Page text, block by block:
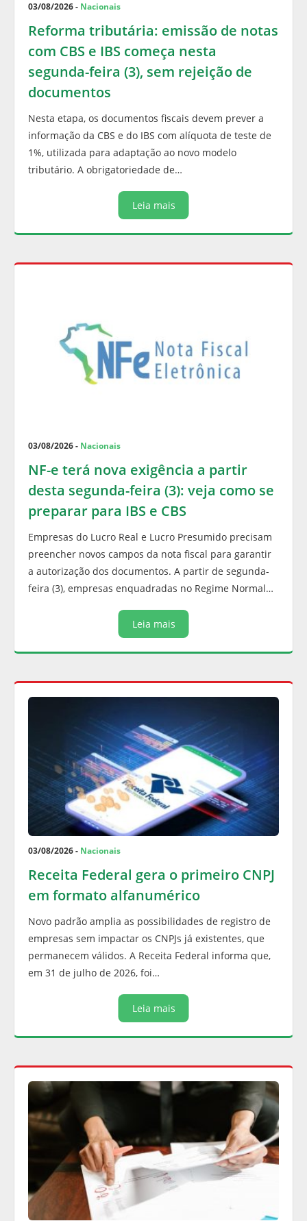
03/08/2026 - Nacionais
Reforma tributária: emissão de notas
com CBS e IBS começa nesta
segunda-feira (3), sem rejeição de
documentos
Nesta etapa, os documentos fiscais devem prever a
informação da CBS e do IBS com alíquota de teste de
1%, utilizada para adaptação ao novo modelo
tributário. A obrigatoriedade de…
Leia mais
03/08/2026 - Nacionais
NF-e terá nova exigência a partir
desta segunda-feira (3): veja como se
preparar para IBS e CBS
Empresas do Lucro Real e Lucro Presumido precisam
preencher novos campos da nota fiscal para garantir
a autorização dos documentos. A partir de segunda-
feira (3), empresas enquadradas no Regime Normal…
Leia mais
03/08/2026 - Nacionais
Receita Federal gera o primeiro CNPJ
em formato alfanumérico
Novo padrão amplia as possibilidades de registro de
empresas sem impactar os CNPJs já existentes, que
permanecem válidos. A Receita Federal informa que,
em 31 de julho de 2026, foi…
Leia mais